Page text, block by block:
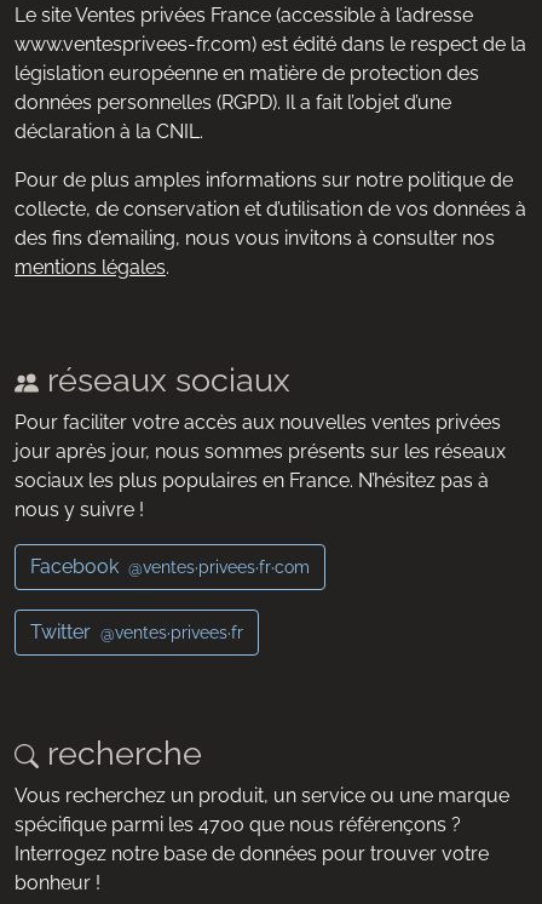
Le site Ventes privées France (accessible à l’adresse
www.ventesprivees-fr.com) est édité dans le respect de la
législation européenne en matière de protection des
données personnelles (RGPD). Il a fait l’objet d’une
déclaration à la CNIL.
Pour de plus amples informations sur notre politique de
collecte, de conservation et d’utilisation de vos données à
des fins d’emailing, nous vous invitons à consulter nos
mentions légales.
réseaux sociaux
Pour faciliter votre accès aux nouvelles ventes privées
jour après jour, nous sommes présents sur les réseaux
sociaux les plus populaires en France. N’hésitez pas à
nous y suivre !
Facebook @ventes·privees·fr·com
Twitter @ventes·privees·fr
recherche
Vous recherchez un produit, un service ou une marque
spécifique parmi les 4700 que nous référençons ?
Interrogez notre base de données pour trouver votre
bonheur !